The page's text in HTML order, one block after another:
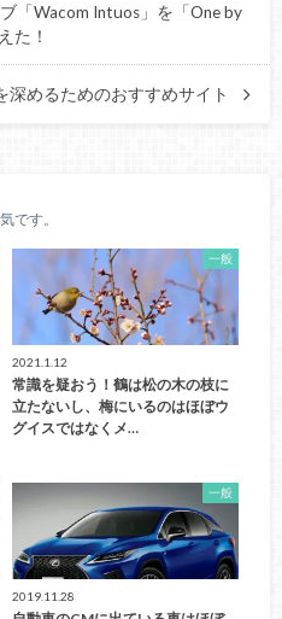
「Wacom Intuos」を「One by
た！
深めるためのおすすめサイト
です。
一般
2021.1.12
常識を疑おう！鶴は松の木の枝に
立たないし、梅にいるのはほぼウ
グイスではなくメ…
一般
2019.11.28